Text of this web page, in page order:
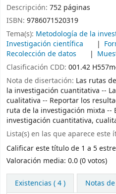
Descripción: 752 páginas
ISBN: 9786071520319
Tema(s): Metodología de la
Investigación científica
Recolección de datos
Clasificación CDD: 001.42
Nota de disertación: Las rutas
la investigación cuantitativa --
cualitativa -- Reportar los
ruta de la investigación mixta --
investigación cuantitativa,
Lista(s) en las que aparece este
Valoración
Calificar este título de 1 a 5
Valoración media: 0.0 (0 votos)
Existencias ( 4 ) Notas